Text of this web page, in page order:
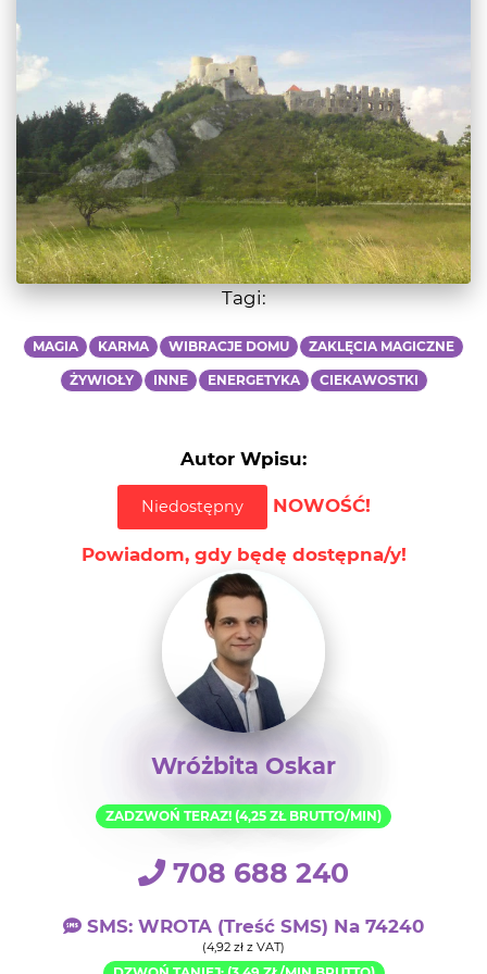
Tagi:
MAGIA KARMA WIBRACJE DOMU ZAKLĘCIA MAGICZNE
ŻYWIOŁY INNE ENERGETYKA CIEKAWOSTKI
Autor Wpisu:
Niedostępny NOWOŚĆ!
Powiadom, gdy będę dostępna/y!
Wróżbita Oskar
ZADZWOŃ TERAZ! (4,25 ZŁ BRUTTO/MIN)
708 688 240
SMS: WROTA (treść SMS) Na 74240
(4,92 zł z VAT)